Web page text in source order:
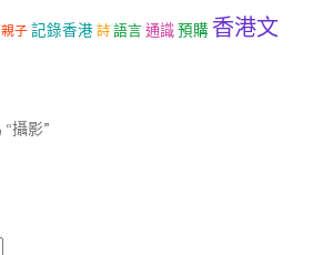
親子 記錄香港 詩 語言通識預購 香港文
攝影”